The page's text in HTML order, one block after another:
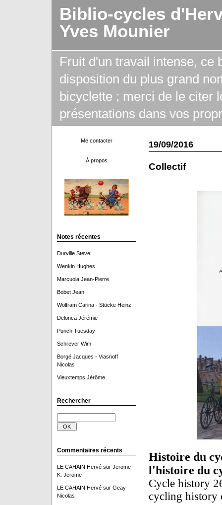
Biblio-cycles
Yves Mounier
Fruit d'un travail intense, ce
disposition du plus grand
bicyclette ; merci de le citer
présentations dans vos
Me contacter
À propos
Notes récentes
Durville Steve
Wenkin Hughes
Marcuola Jean-Pierre
Bobet Jean
Wolfram Carina - Stücke Heinz
Delonca Jérémie
Punch Tuesday
Schrever Wim
Borgé Jacques - Viasnoff
Nicolas
Vieuxtemps Jérôme
Rechercher
Commentaires récents
LE CAHAIN Hervésur Jerome
K. Jerome
LE CAHAIN Hervésur Geay
Nicolas
19/09/2016
Collectif
Histoire du
l'histoire du
Cycle history
cycling history